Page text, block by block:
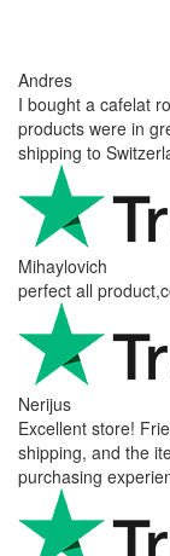
Andres
I bought a cafelat
products were in
shipping to
Mihaylovich
perfect all
Nerijus
Excellent store!
shipping, and the
purchasing